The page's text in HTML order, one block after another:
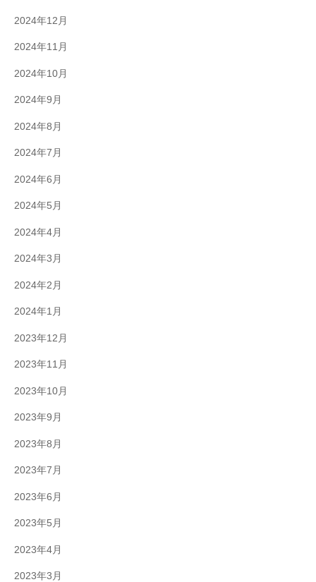
2024年12月
2024年11月
2024年10月
2024年9月
2024年8月
2024年7月
2024年6月
2024年5月
2024年4月
2024年3月
2024年2月
2024年1月
2023年12月
2023年11月
2023年10月
2023年9月
2023年8月
2023年7月
2023年6月
2023年5月
2023年4月
2023年3月